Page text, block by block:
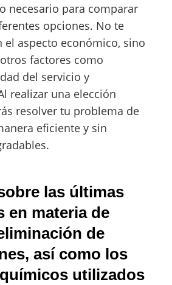
necesario para comparar
opciones. No te
el aspecto económico, sino
factores como
del servicio y
realizar una elección
resolver tu problema de
eficiente y sin
las últimas
en materia de
de
así como los
utilizados